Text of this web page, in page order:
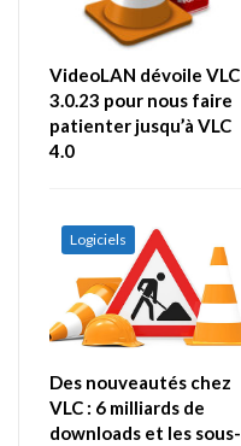
VideoLAN dévoile VLC
3.0.23 pour nous faire
patienter jusqu’à VLC
4.0
Logiciels
Des nouveautés chez
VLC : 6 milliards de
downloads et les sous-